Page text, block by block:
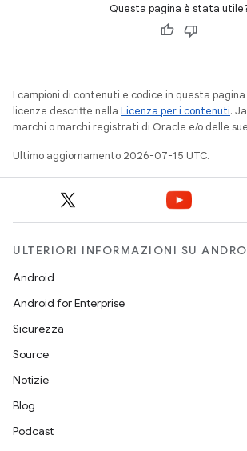
Questa pagina è stata
I campioni di contenuti e codice in questa
licenze descritte nella Licenza per i contenuti.
marchi o marchi registrati di Oracle e/o delle
Ultimo aggiornamento 2026-07-15 UTC.
ULTERIORI INFORMAZIONI SU
Android
Android for Enterprise
Sicurezza
Source
Notizie
Blog
Podcast